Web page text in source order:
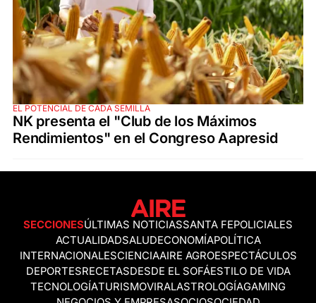
EL POTENCIAL DE CADA SEMILLA
NK presenta el "Club de los Máximos
Rendimientos" en el Congreso Aapresid
SECCIONESÚLTIMAS NOTICIASSANTA FEPOLICIALES
ACTUALIDADSALUDECONOMÍAPOLÍTICA
INTERNACIONALESCIENCIAAIRE AGROESPECTÁCULOS
DEPORTESRECETASDESDE EL SOFÁESTILO DE VIDA
TECNOLOGÍATURISMOVIRALASTROLOGÍAGAMING